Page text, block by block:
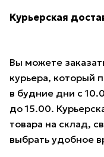
Курьерская
Вы можете
курьера, который
в будние дни с
до 15.00.
товара на склад,
выбрать удобное